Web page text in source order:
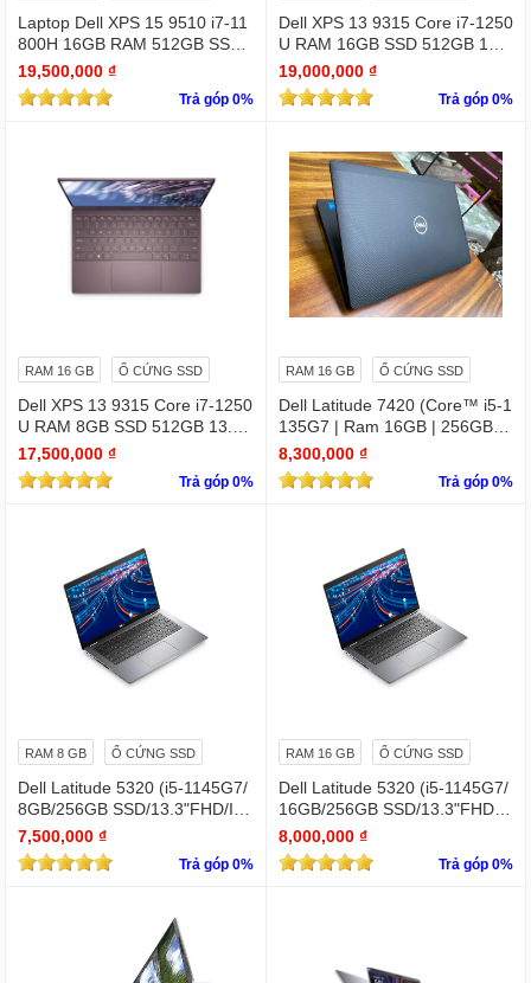
Laptop Dell XPS 15 9510 i7-11
800H 16GB RAM 512GB SSD
RTX 3050 15.6 inches 4K Touc
hscreen
19,500,000 ₫
Trả góp 0%
Dell XPS 13 9315 Core i7-1250
U RAM 16GB SSD 512GB 13.
4" 4K Touchscreen
19,000,000 ₫
Trả góp 0%
RAM 16 GB Ổ CỨNG SSD
Dell XPS 13 9315 Core i7-1250
U RAM 8GB SSD 512GB 13.4"
4K Touchscreen
17,500,000 ₫
Trả góp 0%
RAM 16 GB Ổ CỨNG SSD
Dell Latitude 7420 (Core™ i5-1
135G7 | Ram 16GB | 256GB S
SD | 14.0inch FHD)
8,300,000 ₫
Trả góp 0%
RAM 8 GB Ổ CỨNG SSD
Dell Latitude 5320 (i5-1145G7/
8GB/256GB SSD/13.3"FHD/Iris
Xe Graphics/Win11Pro)
7,500,000 ₫
Trả góp 0%
RAM 16 GB Ổ CỨNG SSD
Dell Latitude 5320 (i5-1145G7/
16GB/256GB SSD/13.3"FHD/Iri
s Xe Graphics/Win11Pro)
8,000,000 ₫
Trả góp 0%